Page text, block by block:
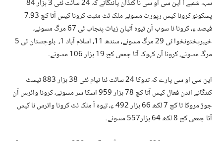
سہہ شمبے آ این سی او سی نا کنڈان پاننگانے کہ 24 سائت ئٹی 3 ہزار 84
پسکونو کرونا کیس رپورٹ مسونے ملک ئٹ مثبت کرونا کیس آتا کچ 7.93
فیصد ءِ، کرونا نا سوب آن تیوہ آتیان زیات پنجاب ٹی 67 مرگ مسونے،
خیبرپختونخوا ٹی 29 مرگ مسونے، سندھ 11، اسلام آباد 1، بلوچستان ٹی 5
مرگ مسونے، کرونا آن کہوک آتا جمعی کچ 19 ہزار 106 مسونے۔
این سی او سی پارے کہ تدوکا 24 سائت ئنا نیام ئٹی 38 ہزار 883 ٹیسٹ
کننگانے اندن فعال کیس آتا کچ 78 ہزار 959 اسکا سر مسونے، کرونا وائرس آن
جوڑ مروکا تا کچ 7 لکھ 66 ہزار 492 ءِ، تیوہ آ ملک ئٹ کرونا وائرس نا کیس
آتا جمعی کچ 8 لکھ 64 ہزار557 مسونے۔